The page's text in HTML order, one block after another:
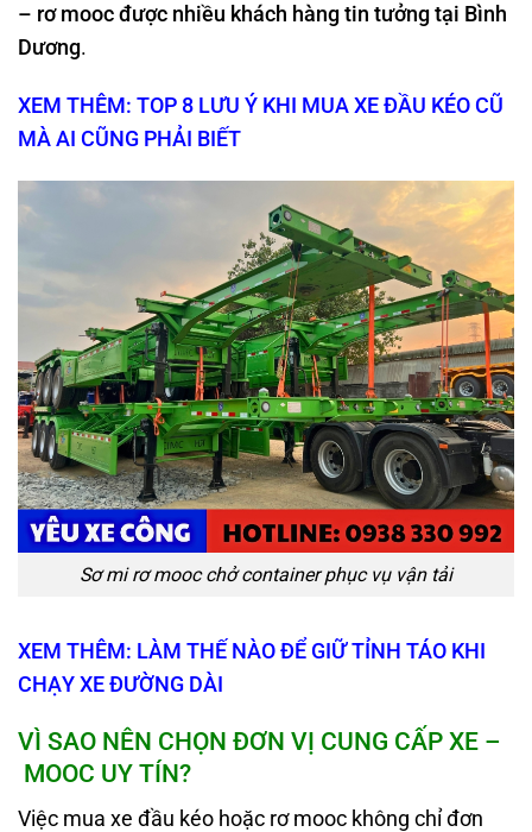
– rơ mooc được nhiều khách hàng tin tưởng tại Bình
Dương.
XEM THÊM: TOP 8 LƯU Ý KHI MUA XE ĐẦU KÉO CŨ
MÀ AI CŨNG PHẢI BIẾT
Sơ mi rơ mooc chở container phục vụ vận tải
XEM THÊM: LÀM THẾ NÀO ĐỂ GIỮ TỈNH TÁO KHI
CHẠY XE ĐƯỜNG DÀI
VÌ SAO NÊN CHỌN ĐƠN VỊ CUNG CẤP XE –
MOOC UY TÍN?
Việc mua xe đầu kéo hoặc rơ mooc không chỉ đơn